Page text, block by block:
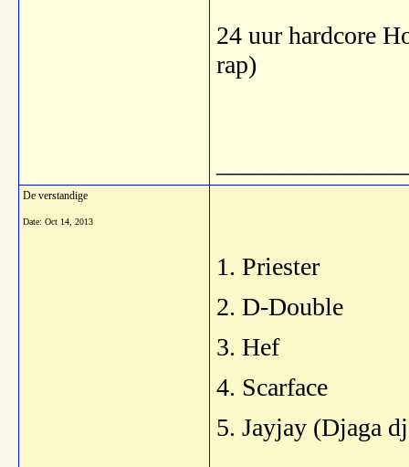
24 uur hardcore
rap)
De verstandige
Date: Oct 14, 2013
1. Priester
2. D-Double
3. Hef
4. Scarface
5. Jayjay (Djaga